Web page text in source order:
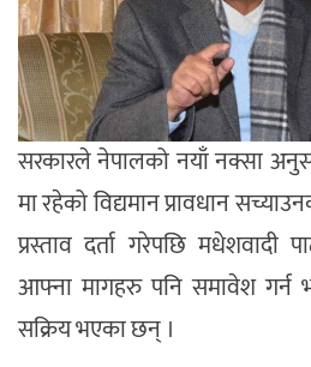
सरकारले नेपालको नयाँ नक्सा
मा रहेको विद्यमान प्रावधान
प्रस्ताव दर्ता गरेपछि मधेशवादी
आफ्ना मागहरु पनि समावेश गर्न
सक्रिय भएका छन् ।